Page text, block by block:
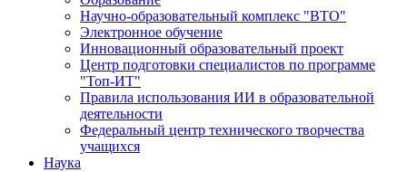
Научно-образовательный комплекс "ВТО"
Электронное обучение
Инновационный образовательный проект
Центр подготовки специалистов по программе
"Топ-ИТ"
Правила использования ИИ в образовательной
деятельности
Федеральный центр технического творчества
учащихся
Наука